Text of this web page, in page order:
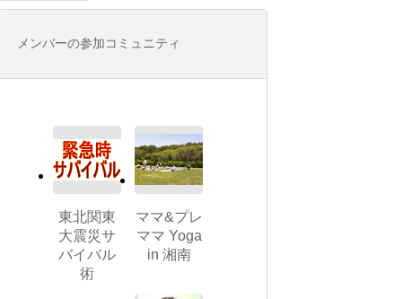
メンバーの参加コミュニティ
東北関東
大震災サ
バイバル
術
ママ&プレ
ママ Yoga
in 湘南